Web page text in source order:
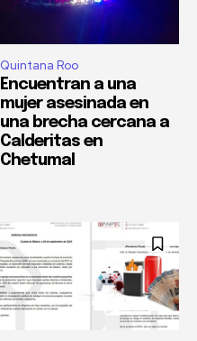
Quintana Roo
Encuentran a una
mujer asesinada en
una brecha cercana a
Calderitas en
Chetumal